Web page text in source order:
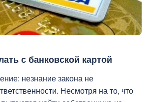
с банковской картой
незнание закона не
Несмотря на то, что